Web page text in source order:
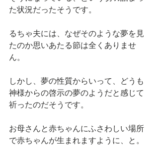
た状況だったそうです。
るちゃ夫には、なぜそのような夢を見
たのか思いあたる節は全くありませ
ん。
しかし、夢の性質からいって、どうも
神様からの啓示の夢のようだと感じて
祈ったのだそうです。
お母さんと赤ちゃんにふさわしい場所
で赤ちゃんが生まれますように、と。